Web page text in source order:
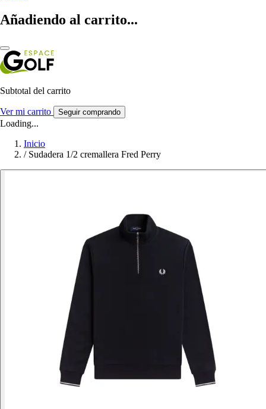
Añadiendo al carrito...
Subtotal del carrito
Ver mi carrito Seguir comprando
Loading...
Inicio
/ Sudadera 1/2 cremallera Fred Perry